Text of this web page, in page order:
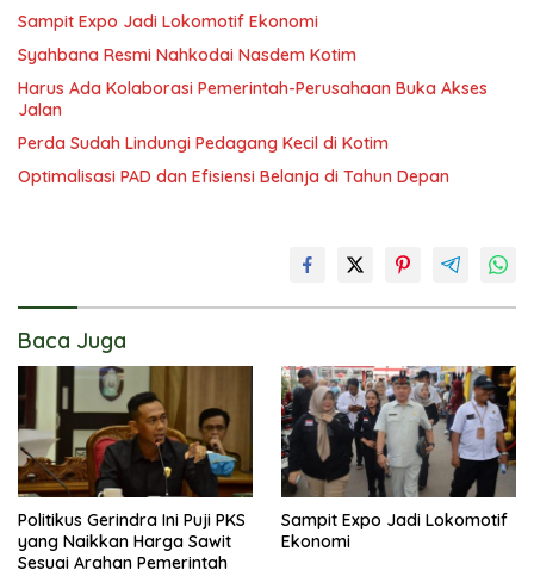
Sampit Expo Jadi Lokomotif Ekonomi
Syahbana Resmi Nahkodai Nasdem Kotim
Harus Ada Kolaborasi Pemerintah-Perusahaan Buka Akses
Jalan
Perda Sudah Lindungi Pedagang Kecil di Kotim
Optimalisasi PAD dan Efisiensi Belanja di Tahun Depan
Baca Juga
Politikus Gerindra Ini Puji PKS
yang Naikkan Harga Sawit
Sesuai Arahan Pemerintah
Sampit Expo Jadi Lokomotif
Ekonomi